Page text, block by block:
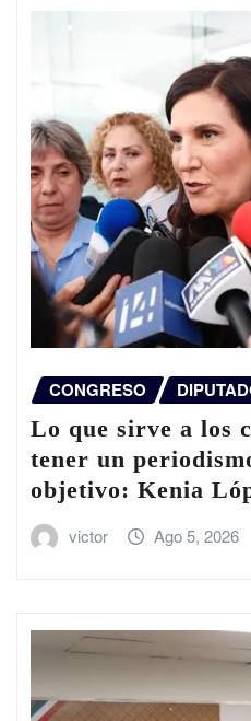
CONGRESO
Lo que sirve a los
tener un
objetivo: Kenia
victor Ago 5, 2026